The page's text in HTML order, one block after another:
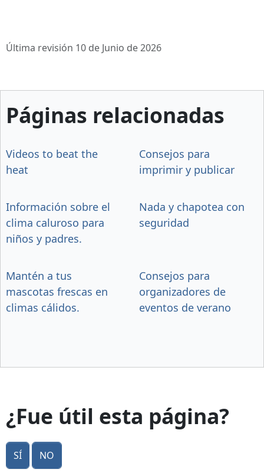
Última revisión 10 de Junio de 2026
Páginas relacionadas
Videos to beat the
heat
Consejos para
imprimir y publicar
Información sobre el
clima caluroso para
niños y padres.
Nada y chapotea con
seguridad
Mantén a tus
mascotas frescas en
climas cálidos.
Consejos para
organizadores de
eventos de verano
¿Fue útil esta página?
Sí No